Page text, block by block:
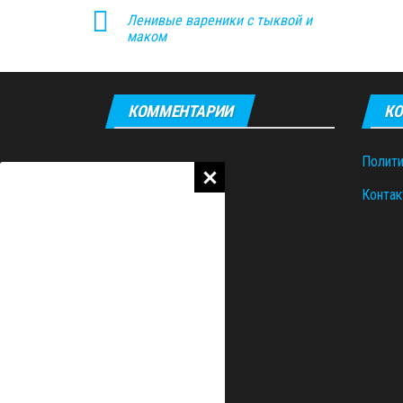
Ленивые вареники с тыквой и
маком
КОММЕНТАРИИ